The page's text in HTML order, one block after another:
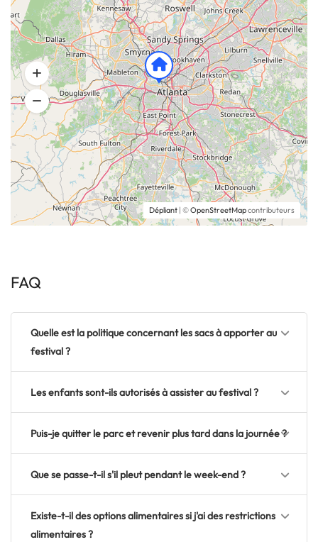
Dépliant | ©OpenStreetMapcontributeurs
FAQ
Quelle est la politique concernant les sacs à apporter au
festival ?
Les enfants sont-ils autorisés à assister au festival ?
Puis-je quitter le parc et revenir plus tard dans la journée ?
Que se passe-t-il s'il pleut pendant le week-end ?
Existe-t-il des options alimentaires si j'ai des restrictions
alimentaires ?